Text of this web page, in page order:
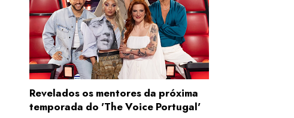
Revelados os mentores da próxima
temporada do 'The Voice Portugal'